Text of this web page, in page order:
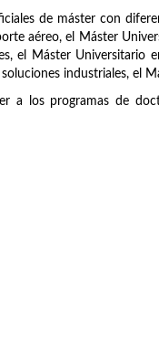
de máster con
aéreo, el Máster
el Máster Universitario
industriales, el
a los programas de